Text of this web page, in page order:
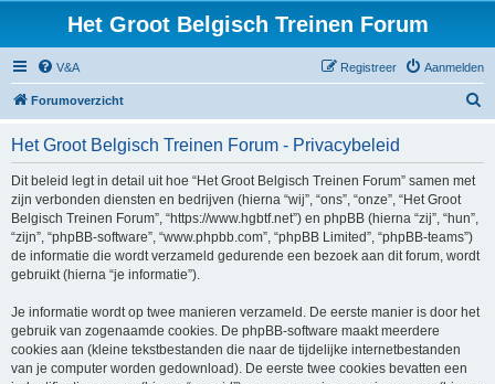
Het Groot Belgisch Treinen Forum
V&A Aanmelden
Registreer
Forumoverzicht
Het Groot Belgisch Treinen Forum - Privacybeleid
Dit beleid legt in detail uit hoe “Het Groot Belgisch Treinen Forum” samen met
zijn verbonden diensten en bedrijven (hierna “wij”, “ons”, “onze”, “Het Groot
Belgisch Treinen Forum”, “https://www.hgbtf.net”) en phpBB (hierna “zij”, “hun”,
“zijn”, “phpBB-software”, “www.phpbb.com”, “phpBB Limited”, “phpBB-teams”)
de informatie die wordt verzameld gedurende een bezoek aan dit forum, wordt
gebruikt (hierna “je informatie”).
Je informatie wordt op twee manieren verzameld. De eerste manier is door het
gebruik van zogenaamde cookies. De phpBB-software maakt meerdere
cookies aan (kleine tekstbestanden die naar de tijdelijke internetbestanden
van je computer worden gedownload). De eerste twee cookies bevatten een